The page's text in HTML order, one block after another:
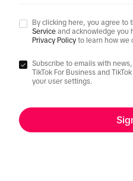
By clicking here, you agree to
Service and acknowledge you
Privacy Policy to learn how we
Subscribe to emails with
TikTok For Business and
your user settings.